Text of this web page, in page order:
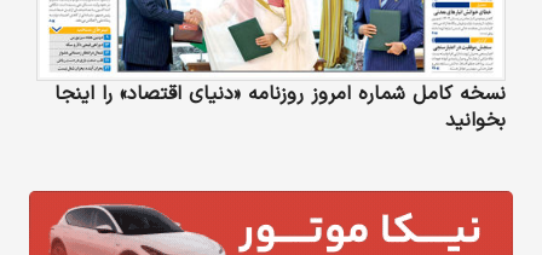
نسخه کامل شماره امروز روزنامه «دنیای‌ اقتصاد» را اینجا
بخوانید